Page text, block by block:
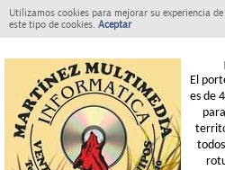
Utilizamos cookies para mejorar su experiencia
este tipo de cookies. Aceptar
El
es de